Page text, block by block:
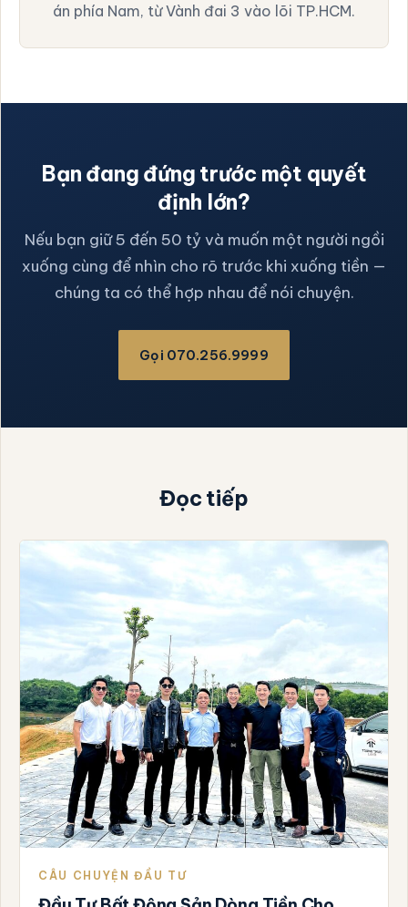
án phía Nam, từ Vành đai 3 vào lõi TP.HCM.
Bạn đang đứng trước một quyết
định lớn?
Nếu bạn giữ 5 đến 50 tỷ và muốn một người ngồi
xuống cùng để nhìn cho rõ trước khi xuống tiền —
chúng ta có thể hợp nhau để nói chuyện.
Gọi 070.256.9999
Đọc tiếp
CÂU CHUYỆN ĐẦU TƯ